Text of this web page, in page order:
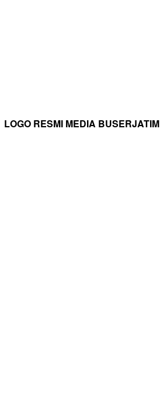
LOGO RESMI MEDIA BUSERJATIM